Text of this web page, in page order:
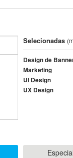
Selecionadas
Design de
Marketing
UI Design
UX Design